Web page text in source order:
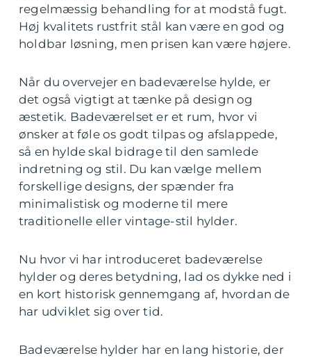
regelmæssig behandling for at modstå fugt.
Høj kvalitets rustfrit stål kan være en god og
holdbar løsning, men prisen kan være højere.
Når du overvejer en badeværelse hylde, er
det også vigtigt at tænke på design og
æstetik. Badeværelset er et rum, hvor vi
ønsker at føle os godt tilpas og afslappede,
så en hylde skal bidrage til den samlede
indretning og stil. Du kan vælge mellem
forskellige designs, der spænder fra
minimalistisk og moderne til mere
traditionelle eller vintage-stil hylder.
Nu hvor vi har introduceret badeværelse
hylder og deres betydning, lad os dykke ned i
en kort historisk gennemgang af, hvordan de
har udviklet sig over tid.
Badeværelse hylder har en lang historie, der